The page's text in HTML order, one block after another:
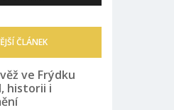
ČLÁNEK
ve Frýdku
historii i